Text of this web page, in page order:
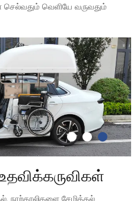
செல்வதும் வெளியே வருவதும்
நாற்காலிகளை சேமித்தல்